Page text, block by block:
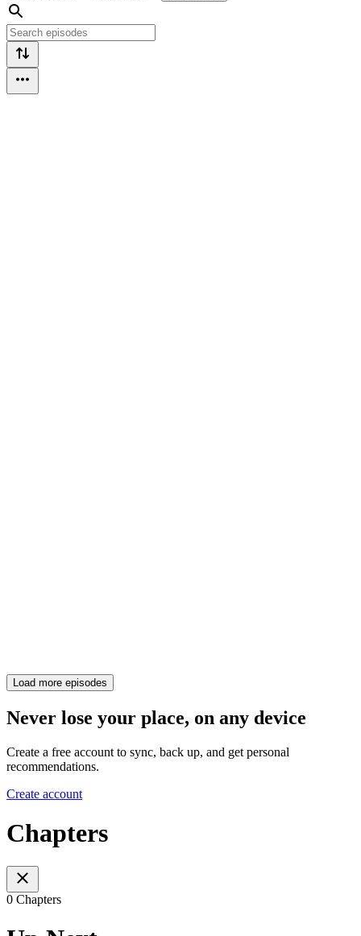
Load more episodes
Never lose your place, on any device
Create a free account to sync, back up, and get personal
recommendations.
Create account
Chapters
0 Chapters